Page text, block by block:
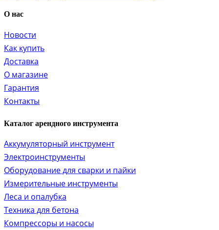
О нас
Новости
Как купить
Доставка
О магазине
Гарантия
Контакты
Каталог арендного инструмента
Аккумуляторный инструмент
Электроинструменты
Оборудование для сварки и пайки
Измерительные инструменты
Леса и опалубка
Техника для бетона
Компрессоры и насосы